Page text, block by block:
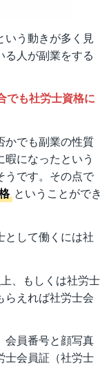
いう動きが多く見
る人が副業をする
でも社労士資格に
かでも副業の性質
になったという
うです。その点で
ということができ
として働くには社
、もしくは社労士
らえれば社労士会
会員番号と顔写真
士会員証（社労士